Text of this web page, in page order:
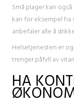
Små plager kan
kan for eksempel ha
anbefaler alle å
Helsetjenesten er
trenger påfyll av
HA